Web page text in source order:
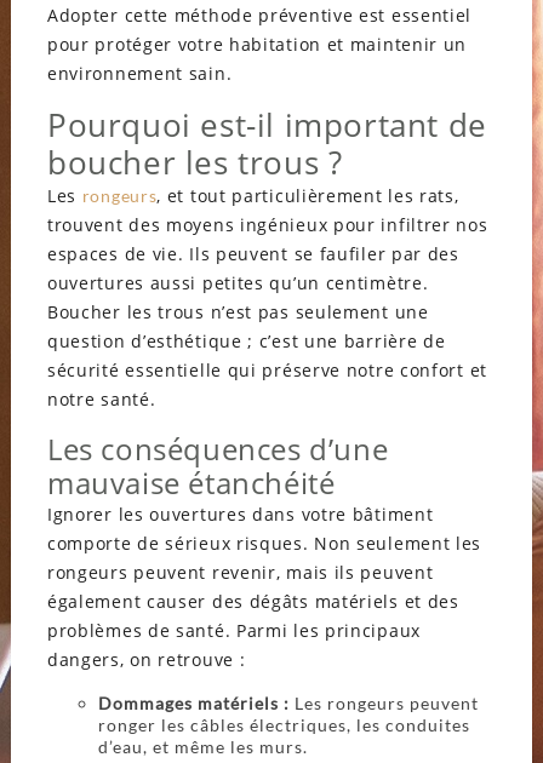
Adopter cette méthode préventive est essentiel
pour protéger votre habitation et maintenir un
environnement sain.
Pourquoi est-il important de
boucher les trous ?
Les rongeurs, et tout particulièrement les rats,
trouvent des moyens ingénieux pour infiltrer nos
espaces de vie. Ils peuvent se faufiler par des
ouvertures aussi petites qu’un centimètre.
Boucher les trous n’est pas seulement une
question d’esthétique ; c’est une barrière de
sécurité essentielle qui préserve notre confort et
notre santé.
Les conséquences d’une
mauvaise étanchéité
Ignorer les ouvertures dans votre bâtiment
comporte de sérieux risques. Non seulement les
rongeurs peuvent revenir, mais ils peuvent
également causer des dégâts matériels et des
problèmes de santé. Parmi les principaux
dangers, on retrouve :
Dommages matériels : Les rongeurs peuvent
ronger les câbles électriques, les conduites
d’eau, et même les murs.